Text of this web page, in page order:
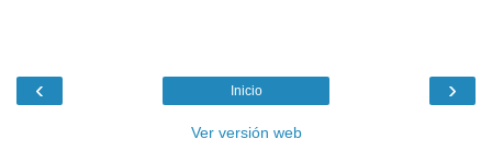
‹ ›
Inicio
Ver versión web